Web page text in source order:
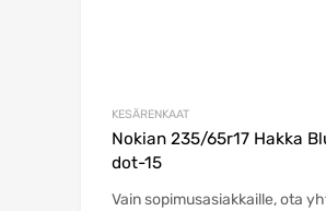
KESÄRENKAAT
Nokian 235/65r17 Hakka
dot-15
Vain sopimusasiakkaille, ota